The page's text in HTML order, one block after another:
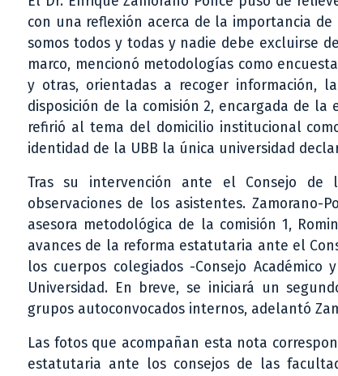
con una reflexión acerca de la importancia
somos todos y todas y nadie debe excluirse
marco, mencionó metodologías como
y otras, orientadas a recoger información,
disposición de la comisión 2, encargada de
refirió al tema del domicilio institucional
identidad de la UBB la única universidad
Tras su intervención ante el Consejo de
observaciones de los asistentes.
asesora metodológica de la comisión 1,
avances de la reforma estatutaria ante el
los cuerpos colegiados -Consejo
Universidad. En breve, se iniciará un
grupos autoconvocados internos, adelantó
Las fotos que acompañan esta nota
estatutaria ante los consejos de las